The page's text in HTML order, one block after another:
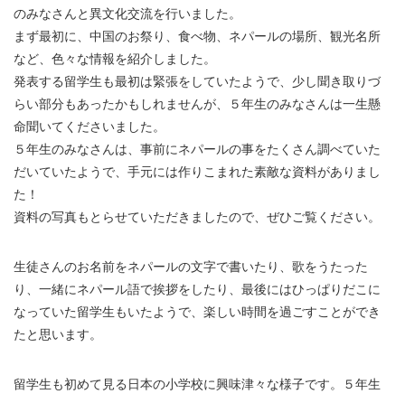
のみなさんと異文化交流を行いました。
まず最初に、中国のお祭り、食べ物、ネパールの場所、観光名所
など、色々な情報を紹介しました。
発表する留学生も最初は緊張をしていたようで、少し聞き取りづ
らい部分もあったかもしれませんが、５年生のみなさんは一生懸
命聞いてくださいました。
５年生のみなさんは、事前にネパールの事をたくさん調べていた
だいていたようで、手元には作りこまれた素敵な資料がありまし
た！
資料の写真もとらせていただきましたので、ぜひご覧ください。
生徒さんのお名前をネパールの文字で書いたり、歌をうたった
り、一緒にネパール語で挨拶をしたり、最後にはひっぱりだこに
なっていた留学生もいたようで、楽しい時間を過ごすことができ
たと思います。
留学生も初めて見る日本の小学校に興味津々な様子です。５年生